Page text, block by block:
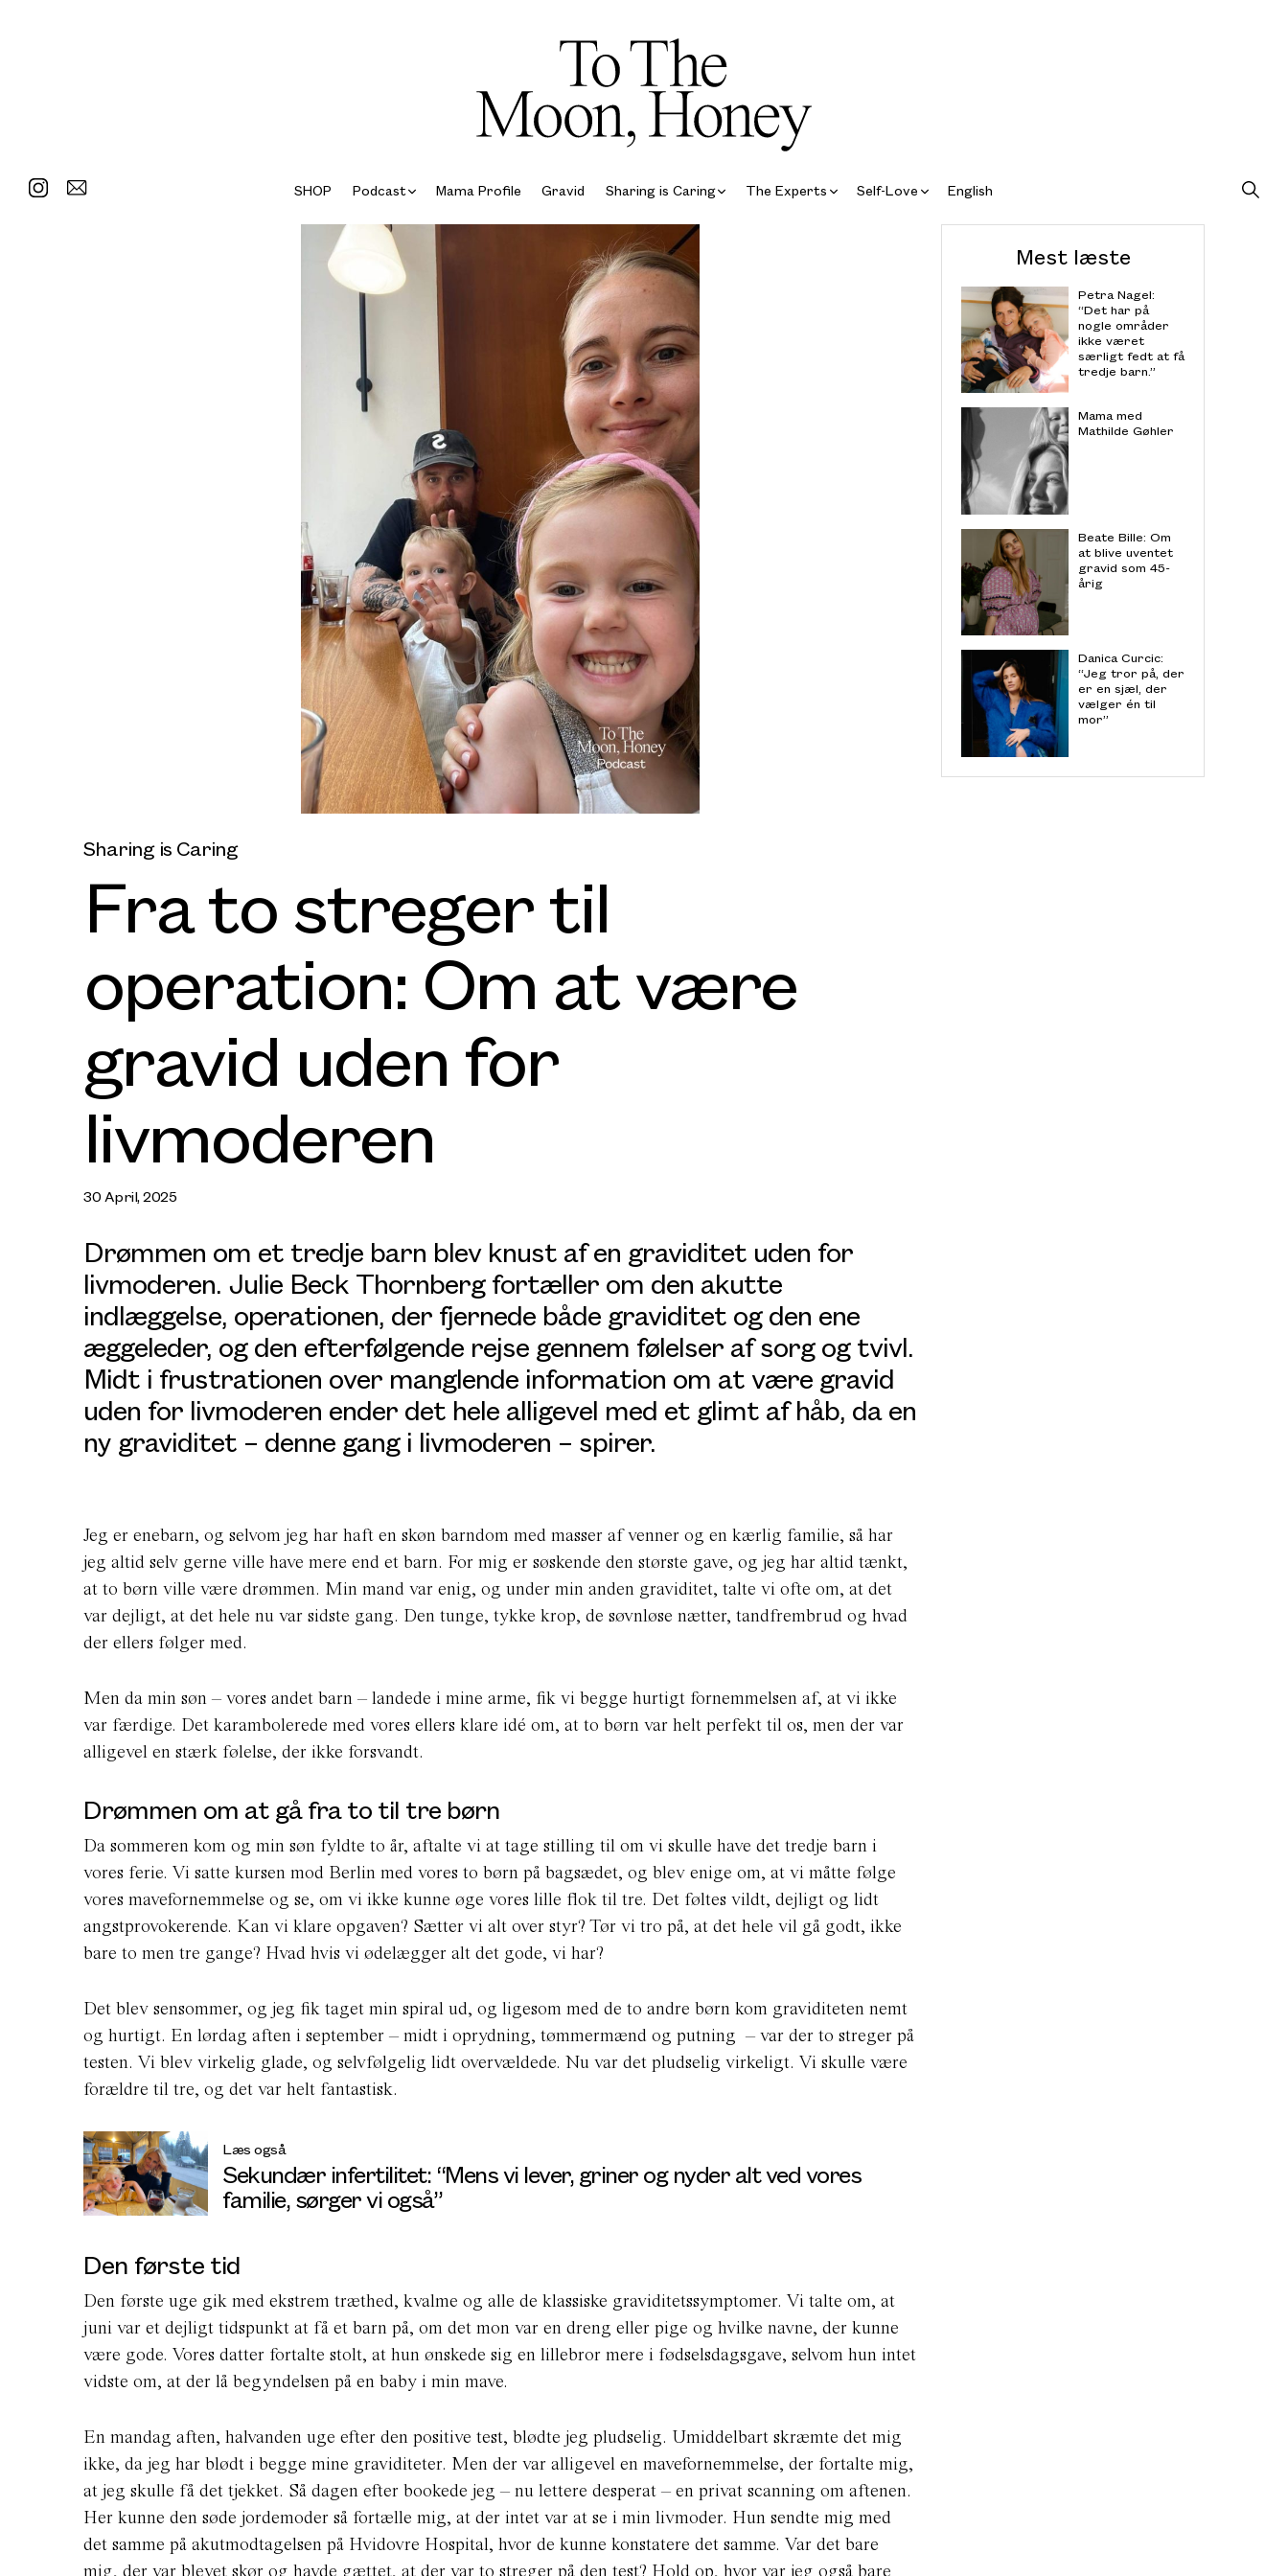
SHOP Podcast Mama Profile Gravid Sharing is Caring The Experts Self-Love English
Sharing is Caring
Fra to streger til
operation: Om at være
gravid uden for
livmoderen
30 April, 2025
Drømmen om et tredje barn blev knust af en graviditet uden for
livmoderen. Julie Beck Thornberg fortæller om den akutte
indlæggelse, operationen, der fjernede både graviditet ogden ene
æggeleder, og den efterfølgende rejse gennem følelser af sorgogtvivl.
Midt i frustrationen over manglende information om at være gravid
uden for livmoderen ender det hele alligevel med et glimt af håb, da en
ny graviditet – denne gang i livmoderen – spirer.
Jeg er enebarn, og selvom jeg har haft en skøn barndom med masser af venner og en kærlig familie, så har
jeg altid selv gerne ville have mere end et barn. For mig er søskende den største gave, og jeg har altid tænkt,
at to børn ville være drømmen. Min mand var enig, og under min anden graviditet, talte vi ofte om, at det
var dejligt, at det hele nu var sidste gang. Den tunge, tykke krop, de søvnløse nætter, tandfrembrud og hvad
der ellers følger med.
Men da min søn – vores andet barn – landede i mine arme, fik vi begge hurtigt fornemmelsen af, at vi ikke
var færdige. Det karambolerede med vores ellers klare idé om, at to børn var helt perfekt til os, men der var
alligevel en stærk følelse, der ikke forsvandt.
Drømmen om at gå fra to til tre børn
Da sommeren kom og min søn fyldte to år, aftalte vi at tage stilling til om vi skulle have det tredje barn i
vores ferie. Vi satte kursen mod Berlin med vores to børn på bagsædet, og blev enige om, at vi måtte følge
vores mavefornemmelse og se, om vi ikke kunne øge vores lille flok til tre. Det føltes vildt, dejligt og lidt
angstprovokerende. Kan vi klare opgaven? Sætter vi alt over styr? Tør vi tro på, at det hele vil gå godt, ikke
bare to men tre gange? Hvad hvis vi ødelægger alt det gode, vi har?
Det blev sensommer, og jeg fik taget min spiral ud, og ligesom med de to andre børn kom graviditeten nemt
og hurtigt. En lørdag aften i september – midt i oprydning, tømmermænd og putning – var der to streger på
testen. Vi blev virkelig glade, og selvfølgelig lidt overvældede. Nu var det pludselig virkeligt. Vi skulle være
forældre til tre, og det var helt fantastisk.
Læs også
Sekundær infertilitet: “Mens vi lever, griner og nyder alt ved vores
familie, sørger vi også”
Den første tid
Den første uge gik med ekstrem træthed, kvalme og alle de klassiske graviditetssymptomer. Vi talte om, at
juni var et dejligt tidspunkt at få et barn på, om det mon var en dreng eller pige og hvilke navne, der kunne
være gode. Vores datter fortalte stolt, at hun ønskede sig en lillebror mere i fødselsdagsgave, selvom hun intet
vidste om, at der lå begyndelsen på en baby i min mave.
En mandag aften, halvanden uge efter den positive test, blødte jeg pludselig. Umiddelbart skræmte det mig
ikke, da jeg har blødt i begge mine graviditeter. Men der var alligevel en mavefornemmelse, der fortalte mig,
at jeg skulle få det tjekket. Så dagen efter bookede jeg – nu lettere desperat – en privat scanning om aftenen.
Her kunne den søde jordemoder så fortælle mig, at der intet var at se i min livmoder. Hun sendte mig med
det samme på akutmodtagelsen på Hvidovre Hospital, hvor de kunne konstatere det samme. Var det bare
mig, der var blevet skør og havde gættet, at der var to streger på den test? Hold op, hvor var jeg også bare
Mest læste
Petra Nagel:
“Det har på
nogle områder
ikke været
særligt fedt at få
tredje barn.”
Mama med
Mathilde Gøhler
Beate Bille: Om
at blive uventet
gravid som 45-
årig
Danica Curcic:
“Jeg tror på, der
er en sjæl, der
vælger én til
mor”